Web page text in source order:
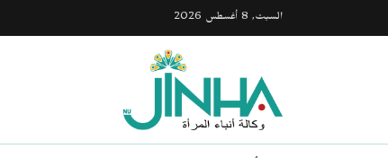
السبت, 8 أغسطس 2026